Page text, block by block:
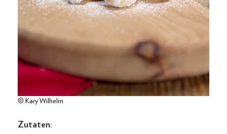
© Kary Wilhelm
Zutaten: